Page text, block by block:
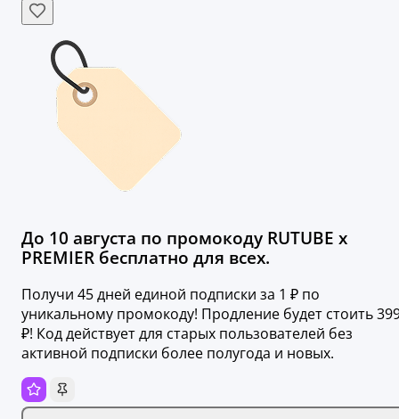
До 10 августа по промокоду RUTUBE х
PREMIER бесплатно для всех.
Получи 45 дней единой подписки за 1 ₽ по
уникальному промокоду! Продление будет стоить
₽! Код действует для старых пользователей без
активной подписки более полугода и новых.